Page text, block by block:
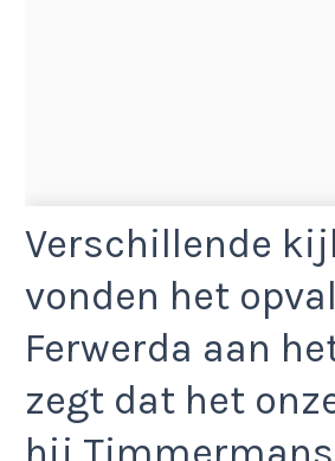
Verschillende
vonden het
Ferwerda aan
zegt dat het